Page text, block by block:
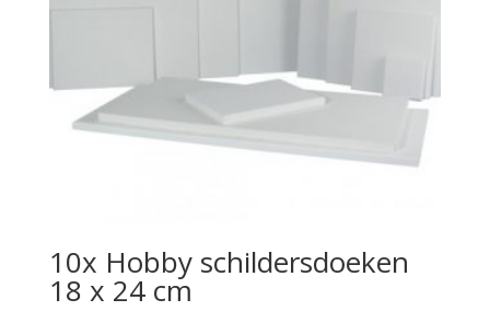
10x Hobby schildersdoeken
18 x 24 cm